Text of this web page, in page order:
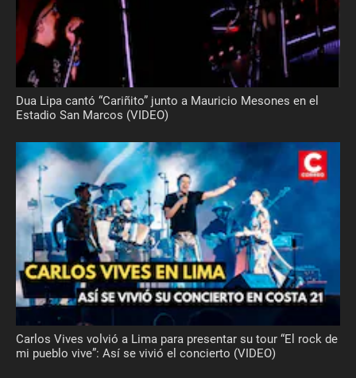
Dua Lipa cantó “Cariñito” junto a Mauricio Mesones en el
Estadio San Marcos (VIDEO)
Carlos Vives volvió a Lima para presentar su tour “El rock de
mi pueblo vive”: Así se vivió el concierto (VIDEO)